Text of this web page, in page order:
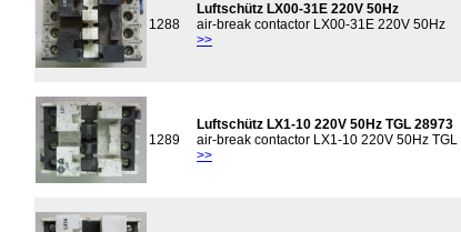
1288
Luftschütz LX00-31E 220V 50Hz
air-break contactor LX00-31E 220V 50Hz
>>
1289
Luftschütz LX1-10 220V 50Hz TGL 28973
air-break contactor LX1-10 220V 50Hz
>>